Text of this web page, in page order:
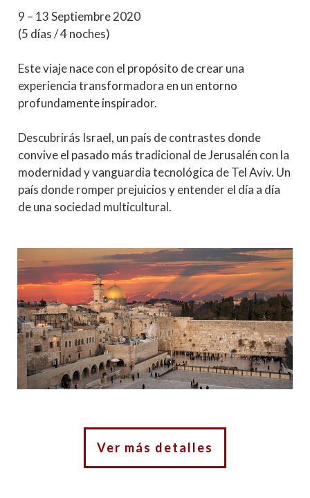
9 – 13 Septiembre 2020
(5 días / 4 noches)
Este viaje nace con el propósito de crear una
experiencia transformadora en un entorno
profundamente inspirador.
Descubrirás Israel, un país de contrastes donde
convive el pasado más tradicional de Jerusalén con la
modernidad y vanguardia tecnológica de Tel Aviv. Un
país donde romper prejuicios y entender el día a día
de una sociedad multicultural.
Ver más detalles